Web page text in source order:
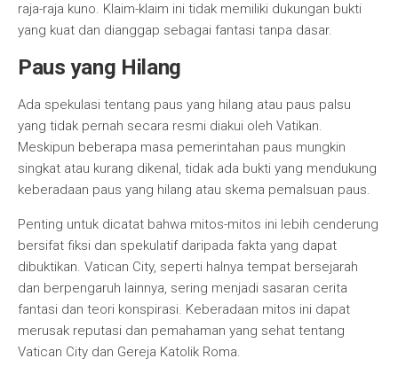
raja-raja kuno. Klaim-klaim ini tidak memiliki dukungan bukti
yang kuat dan dianggap sebagai fantasi tanpa dasar.
Paus yang Hilang
Ada spekulasi tentang paus yang hilang atau paus palsu
yang tidak pernah secara resmi diakui oleh Vatikan.
Meskipun beberapa masa pemerintahan paus mungkin
singkat atau kurang dikenal, tidak ada bukti yang mendukung
keberadaan paus yang hilang atau skema pemalsuan paus.
Penting untuk dicatat bahwa mitos-mitos ini lebih cenderung
bersifat fiksi dan spekulatif daripada fakta yang dapat
dibuktikan. Vatican City, seperti halnya tempat bersejarah
dan berpengaruh lainnya, sering menjadi sasaran cerita
fantasi dan teori konspirasi. Keberadaan mitos ini dapat
merusak reputasi dan pemahaman yang sehat tentang
Vatican City dan Gereja Katolik Roma.